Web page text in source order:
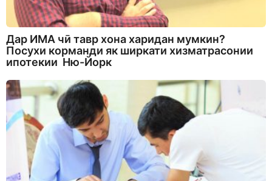
Дар ИМА чӣ тавр хона харидан мумкин?
Посухи корманди як ширкати хизматрасонии
ипотекии Ню-Йорк